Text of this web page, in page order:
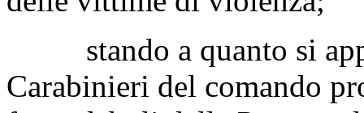
stando a quanto si
Carabinieri del comando